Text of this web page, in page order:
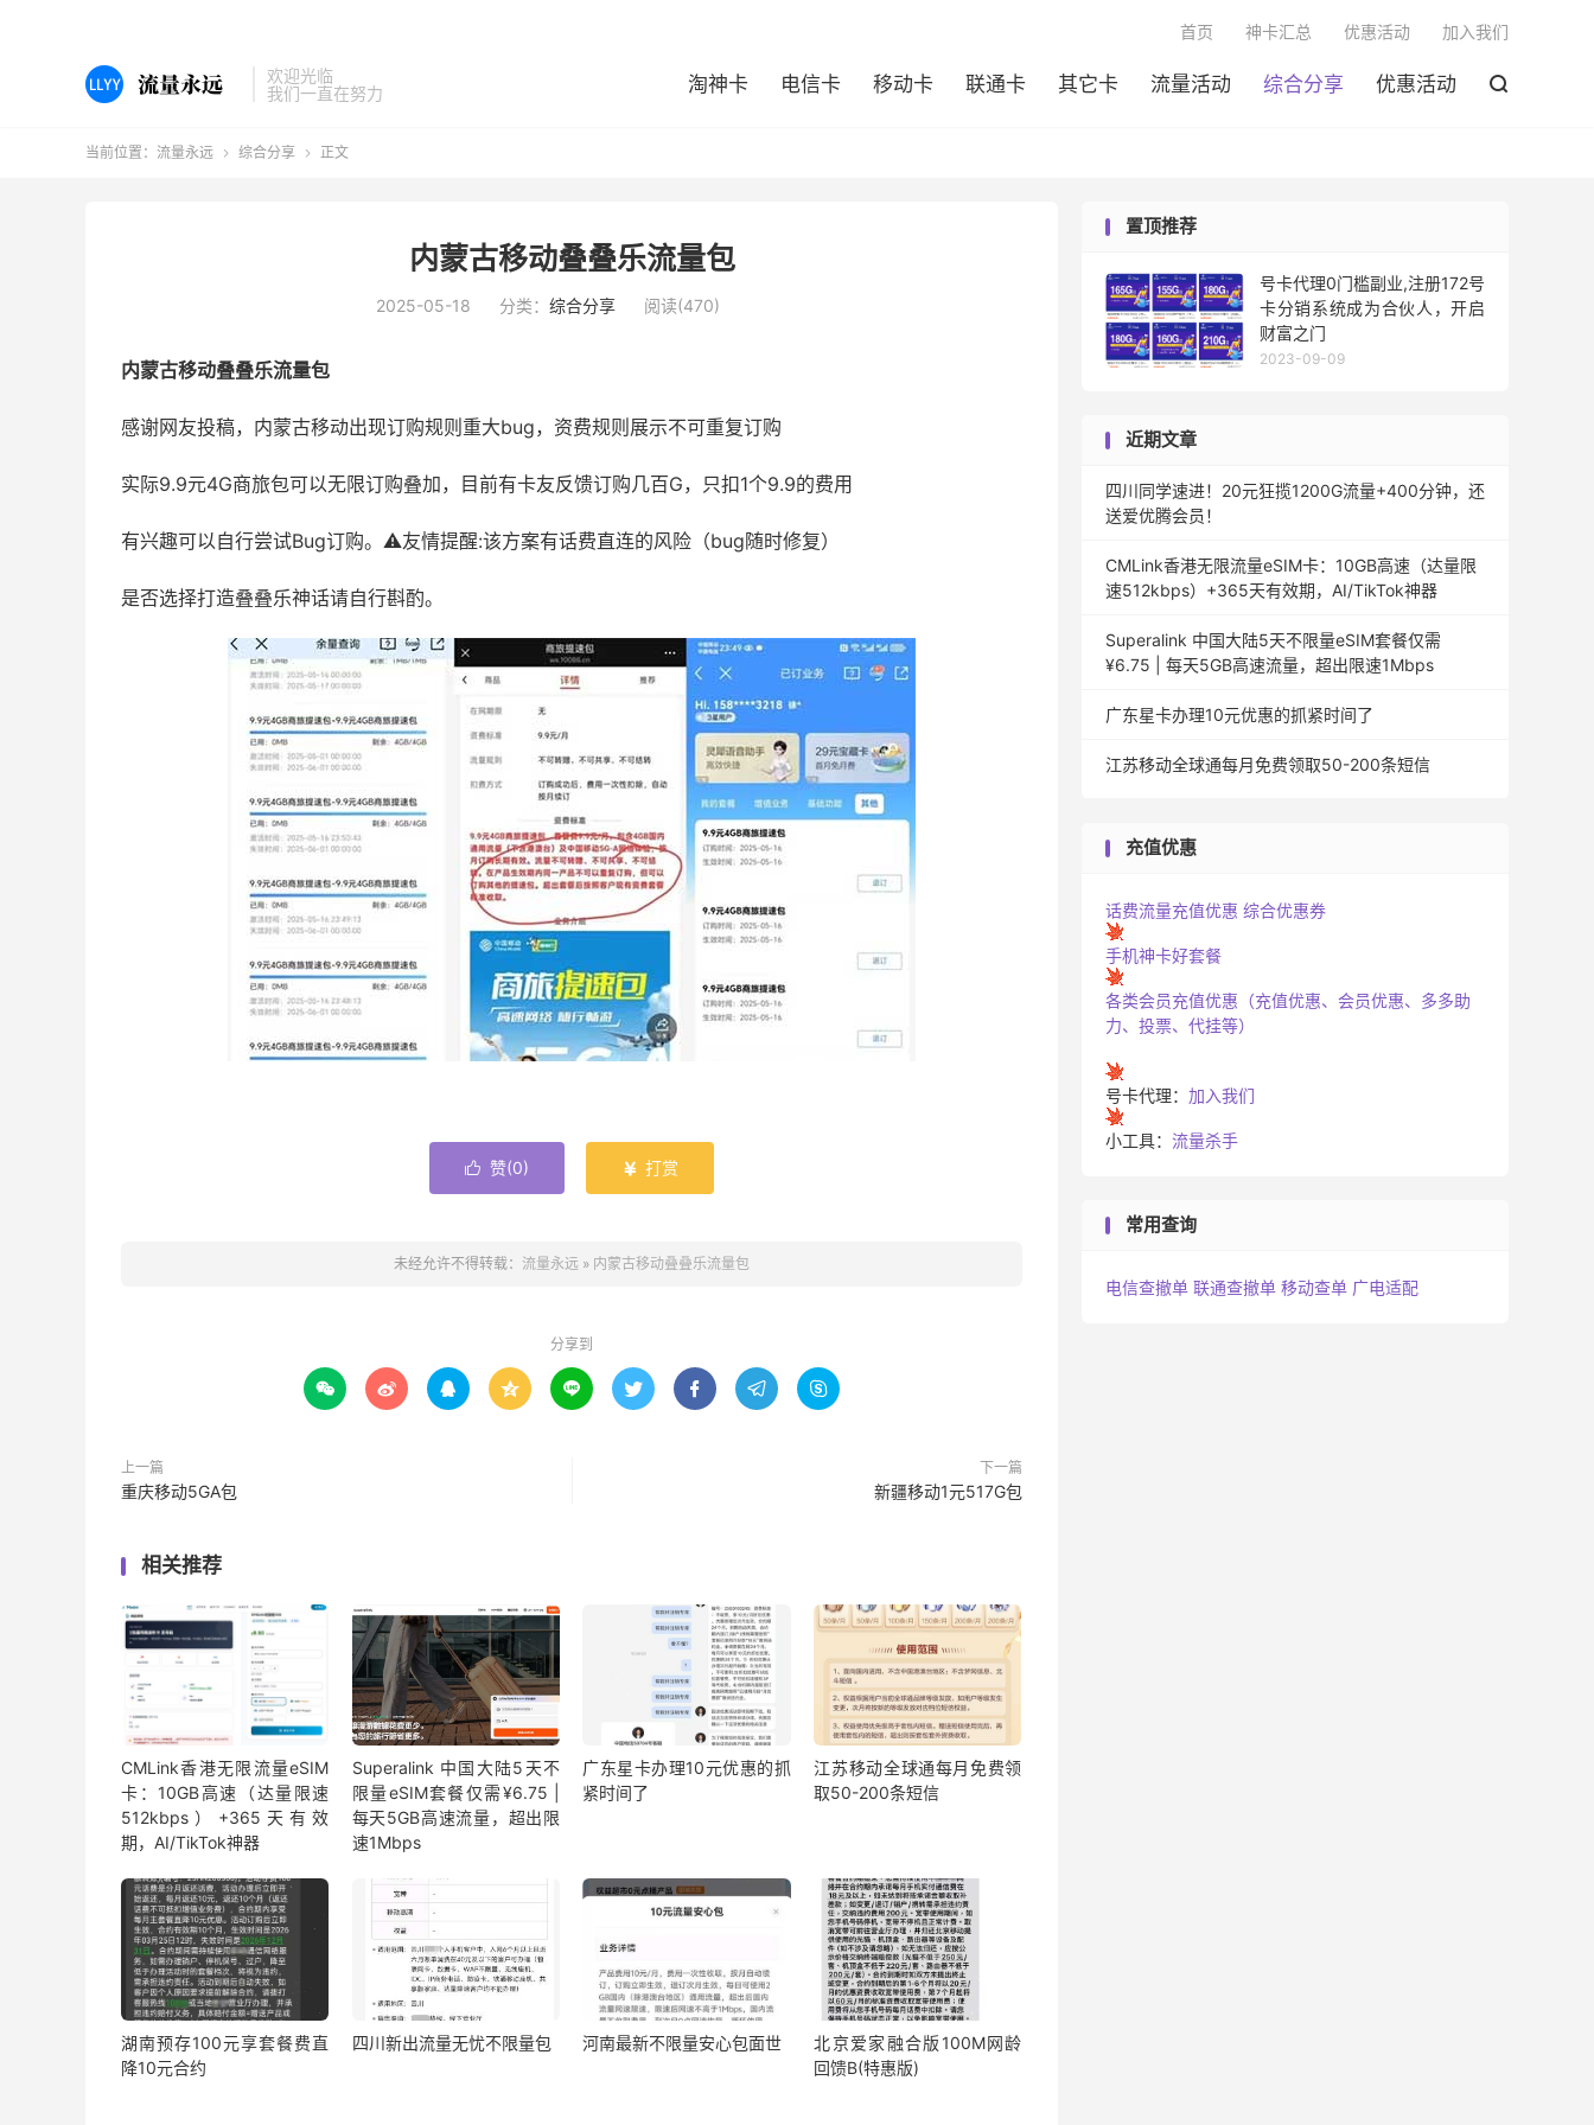
欢迎光临
我们一直在努力
淘神卡 电信卡 移动卡 联通卡 其它卡 流量活动 综合分享 优惠活动 
首页 神卡汇总 优惠活动 加入我们
当前位置： 流量永远  综合分享  正文
内蒙古移动叠叠乐流量包
2025-05-18 分类： 综合分享 阅读(470)
内蒙古移动叠叠乐流量包
感谢网友投稿，内蒙古移动出现订购规则重大bug，资费规则展示不可重复订购
实际9.9元4G商旅包可以无限订购叠加，目前有卡友反馈订购几百G，只扣1个9.9的费用
有兴趣可以自行尝试Bug订购。⚠️友情提醒:该方案有话费直连的风险（bug随时修复）
是否选择打造叠叠乐神话请自行斟酌。
 赞(0)  打赏
未经允许不得转载： 流量永远 » 内蒙古移动叠叠乐流量包
分享到
        
上一篇
重庆移动5GA包
下一篇
新疆移动1元517G包
相关推荐
CMLink香港无限流量eSIM
卡：10GB高速（达量限速
512kbps）+365天有效
期，AI/TikTok神器
Superalink 中国大陆5天不
限量eSIM套餐仅需¥6.75 |
每天5GB高速流量，超出限
速1Mbps
广东星卡办理10元优惠的抓
紧时间了
江苏移动全球通每月免费领
取50-200条短信
湖南预存100元享套餐费直
降10元合约
四川新出流量无忧不限量包 河南最新不限量安心包面世
北京爱家融合版100M网龄
回馈B(特惠版)
置顶推荐
号卡代理0门槛副业,注册172号
卡分销系统成为合伙人，开启
财富之门
2023-09-09
近期文章
四川同学速进！20元狂揽1200G流量+400分钟，还
送爱优腾会员！
CMLink香港无限流量eSIM卡：10GB高速（达量限
速512kbps）+365天有效期，AI/TikTok神器
Superalink 中国大陆5天不限量eSIM套餐仅需
¥6.75 | 每天5GB高速流量，超出限速1Mbps
广东星卡办理10元优惠的抓紧时间了
江苏移动全球通每月免费领取50-200条短信
充值优惠
话费流量充值优惠 综合优惠券
手机神卡好套餐
各类会员充值优惠（充值优惠、会员优惠、多多助
力、投票、代挂等）
号卡代理： 加入我们
小工具： 流量杀手
常用查询
电信查撤单 联通查撤单 移动查单 广电适配